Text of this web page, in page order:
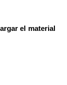
el material